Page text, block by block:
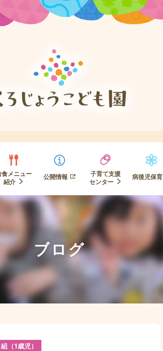
食メニュー
紹介
公開情報
子育て支援
センター
病後児保育
ブログ
（1歳児）